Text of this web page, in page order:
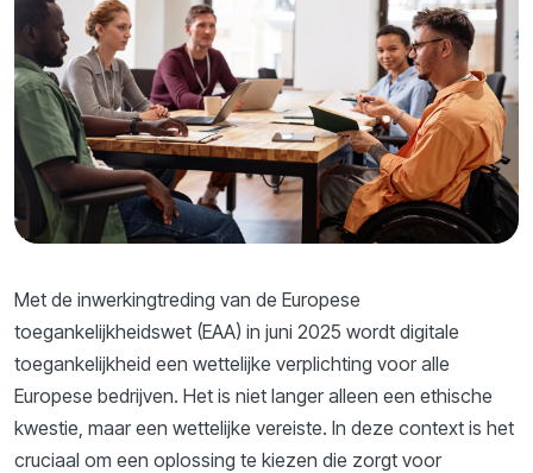
Met de inwerkingtreding van de Europese
toegankelijkheidswet (EAA) in juni 2025 wordt digitale
toegankelijkheid een wettelijke verplichting voor alle
Europese bedrijven. Het is niet langer alleen een ethische
kwestie, maar een wettelijke vereiste. In deze context is het
cruciaal om een oplossing te kiezen die zorgt voor